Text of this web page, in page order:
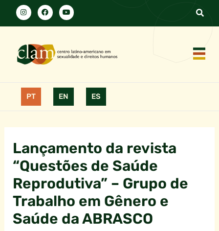
PT EN ES
Lançamento da revista
“Questões de Saúde
Reprodutiva” – Grupo de
Trabalho em Gênero e
Saúde da ABRASCO